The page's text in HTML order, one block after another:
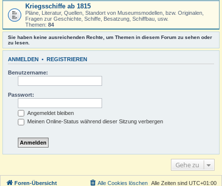
Kriegsschiffe ab 1815
Pläne, Literatur, Quellen, Standort von Museumsmodellen, bzw. Originalen,
Fragen zur Geschichte, Schiffe, Besatzung, Schiffbau, usw.
Themen: 84
Sie haben keine ausreichenden Rechte, um Themen in diesem Forum zu sehen oder
zu lesen.
ANMELDEN • REGISTRIEREN
Benutzername:
Passwort:
Angemeldet bleiben
Meinen Online-Status während dieser Sitzung verbergen
Gehe zu
Foren-Übersicht Alle Zeiten sind UTC+01:00
Alle Cookies löschen